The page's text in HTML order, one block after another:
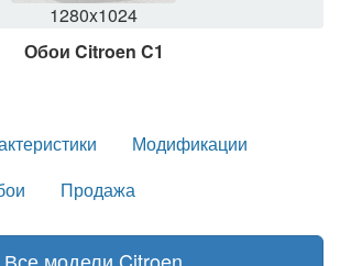
1280x1024
Обои Citroen C1
Модификации
Продажа
Все модели Citroen